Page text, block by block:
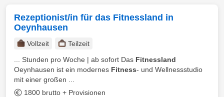
Rezeptionist/in für das Fitnessland in
Oeynhausen
Vollzeit
Teilzeit
... Stunden pro Woche | ab sofort Das Fitnessland
Oeynhausen ist ein modernes Fitness- und Wellnessstudio
mit einer großen ...
1800 brutto + Provisionen